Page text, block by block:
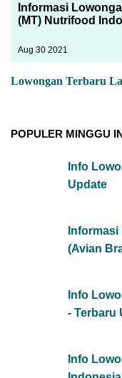
Informasi
(MT) Nutrifood
Aug 30 2021
Lowongan Terbaru
POPULER MINGGU
Info
Update
(Avian
Info
- Terbaru
Info